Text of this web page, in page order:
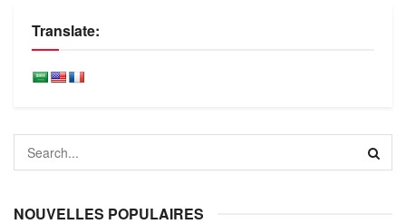
Translate:
NOUVELLES POPULAIRES